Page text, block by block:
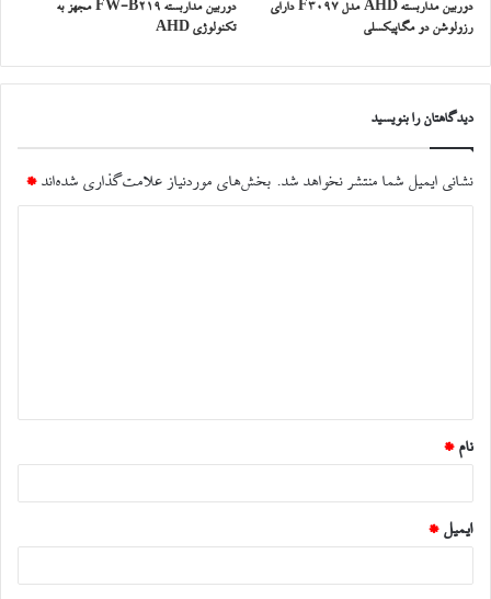
دوربین مداربسته AHD مدل F3097 دارای
رزولوشن دو مگاپیکسلی
دوربین مداربسته FW-B219 مجهز به
تکنولوژی AHD
دیدگاهتان را بنویسید
نشانی ایمیل شما منتشر نخواهد شد. بخش‌های موردنیاز علامت‌گذاری شده‌اند *
*
نام *
ایمیل *